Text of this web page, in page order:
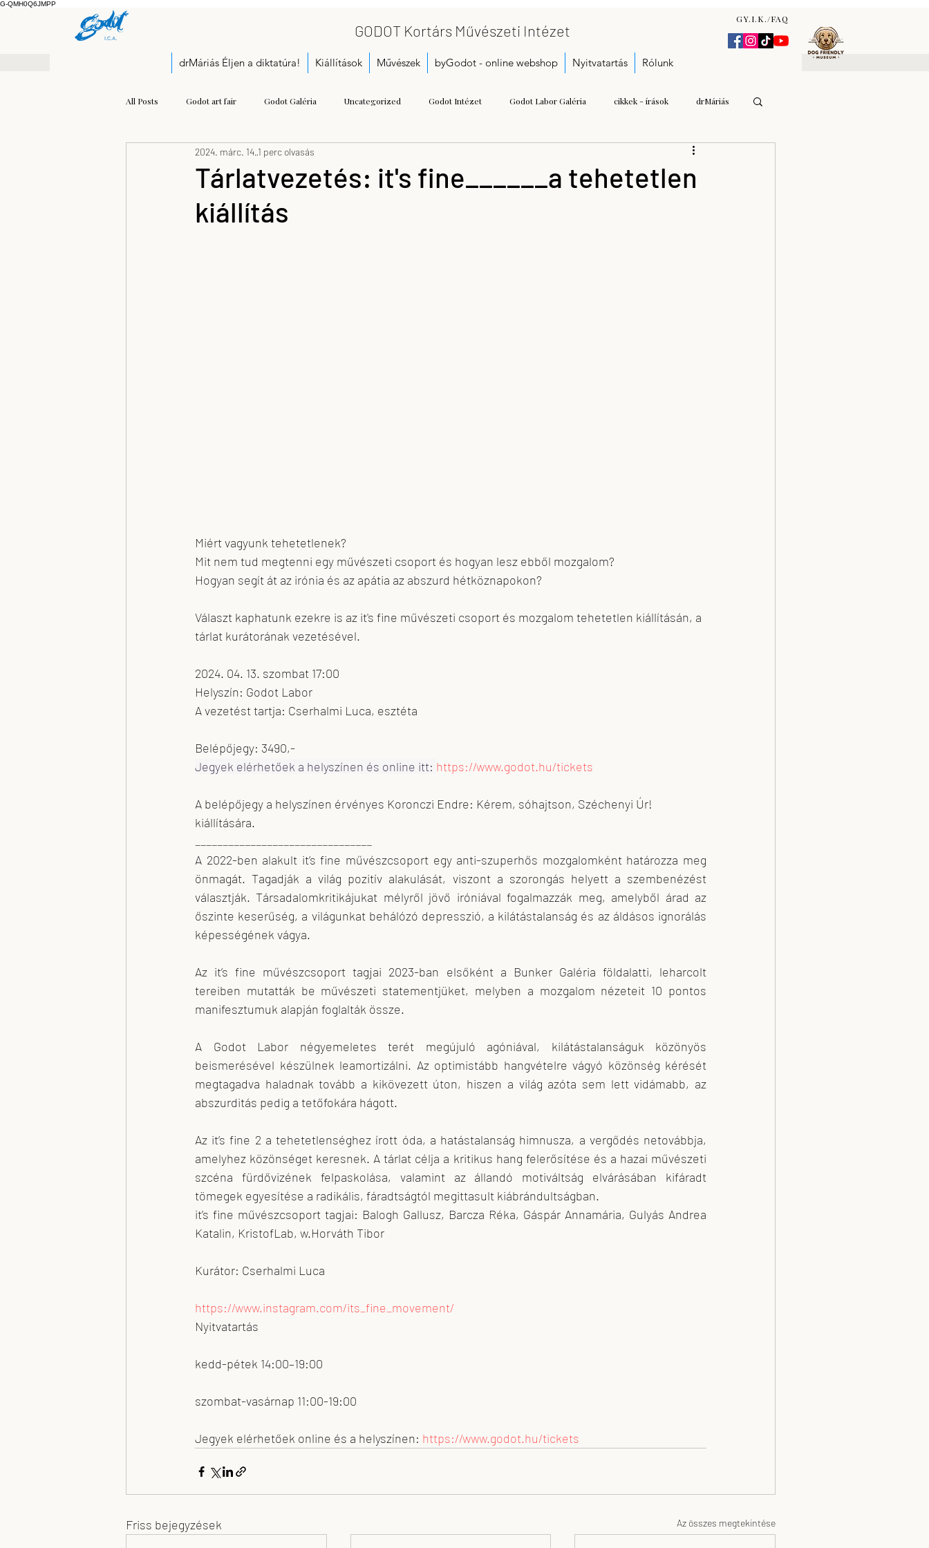
G-QMH0Q6JMPP
GODOT Kortárs Művészeti Intézet
GY.I.K./FAQ
drMáriás Éljen a diktatúra! Kiállítások Művészek byGodot - online webshop Nyitvatartás Rólunk
All Posts Godot art fair Godot Galéria Uncategorized Godot Intézet Godot Labor Galéria cikkek - írások drMáriás
Pályázati felhívás Bukta Imre Gulyás Andrea Katalin
Kis Prumik Zoltán
Tárlatvezetés: it's fine______a tehetetlen
kiállítás
2024. márc. 14. 1 perc olvasás
Miért vagyunk tehetetlenek?
Mit nem tud megtenni egy művészeti csoport és hogyan lesz ebből mozgalom?
Hogyan segít át az irónia és az apátia az abszurd hétköznapokon?
Választ kaphatunk ezekre is az it's fine művészeti csoport és mozgalom tehetetlen kiállításán, a
tárlat kurátorának vezetésével.
2024. 04. 13. szombat 17:00
Helyszín: Godot Labor
A vezetést tartja: Cserhalmi Luca, esztéta
Belépőjegy: 3490,-
Jegyek elérhetőek a helyszínen és online itt: https://www.godot.hu/tickets
A belépőjegy a helyszínen érvényes Koronczi Endre: Kérem, sóhajtson, Széchenyi Úr!
kiállítására.
A 2022-ben alakult it’s fine művészcsoport egy anti-szuperhős mozgalomként határozza meg
önmagát. Tagadják a világ pozitív alakulását, viszont a szorongás helyett a szembenézést
választják. Társadalomkritikájukat mélyről jövő iróniával fogalmazzák meg, amelyből árad az
őszinte keserűség, a világunkat behálózó depresszió, a kilátástalanság és az áldásos ignorálás
képességének vágya.
Az it’s fine művészcsoport tagjai 2023-ban elsőként a Bunker Galéria földalatti, leharcolt
tereiben mutatták be művészeti statementjüket, melyben a mozgalom nézeteit 10 pontos
manifesztumuk alapján foglalták össze.
A Godot Labor négyemeletes terét megújuló agóniával, kilátástalanságuk közönyös
beismerésével készülnek leamortizálni. Az optimistább hangvételre vágyó közönség kérését
megtagadva haladnak tovább a kikövezett úton, hiszen a világ azóta sem lett vidámabb, az
abszurditás pedig a tetőfokára hágott.
Az it’s fine 2 a tehetetlenséghez írott óda, a hatástalanság himnusza, a vergődés netovábbja,
amelyhez közönséget keresnek. A tárlat célja a kritikus hang felerősítése és a hazai művészeti
szcéna fürdővizének felpaskolása, valamint az állandó motiváltság elvárásában kifáradt
tömegek egyesítése a radikális, fáradtságtól megittasult kiábrándultságban.
it’s fine művészcsoport tagjai: Balogh Gallusz, Barcza Réka, Gáspár Annamária, Gulyás Andrea
Katalin, KristofLab, w.Horváth Tibor
Kurátor: Cserhalmi Luca
https://www.instagram.com/its_fine_movement/
Nyitvatartás
kedd-pétek 14:00–19:00
szombat-vasárnap 11:00-19:00
Jegyek elérhetőek online és a helyszínen: https://www.godot.hu/tickets
Friss bejegyzések Az összes megtekintése